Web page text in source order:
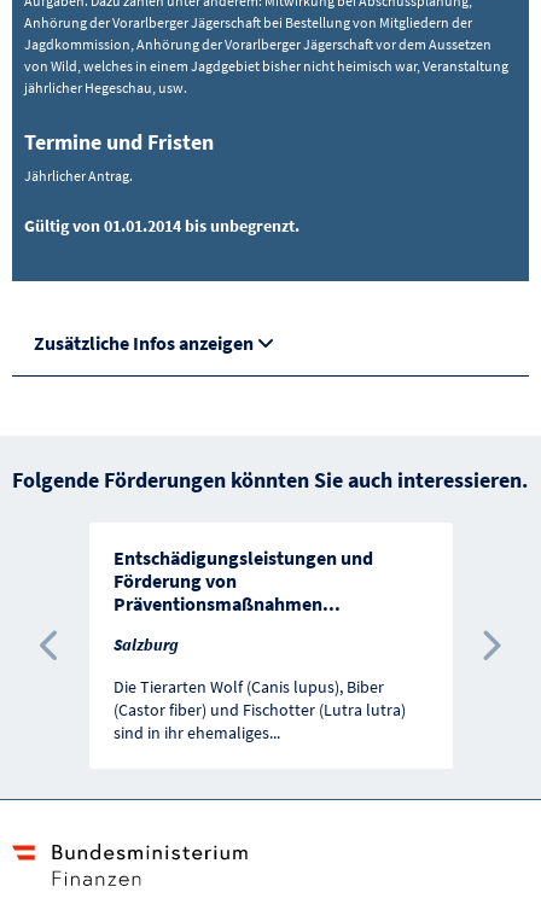
Anhörung der Vorarlberger Jägerschaft bei Bestellung von Mitgliedern der
Jagdkommission, Anhörung der Vorarlberger Jägerschaft vor dem Aussetzen
von Wild, welches in einem Jagdgebiet bisher nicht heimisch war, Veranstaltung
jährlicher Hegeschau, usw.
Termine und Fristen
Jährlicher Antrag.
Gültig von 01.01.2014 bis unbegrenzt.
Zusätzliche Infos anzeigen
Folgende Förderungen könnten Sie auch interessieren.
Entschädigungsleistungen und
Förderung von
Präventionsmaßnahmen...
Salzburg
Die Tierarten Wolf (Canis lupus), Biber
(Castor fiber) und Fischotter (Lutra lutra)
sind in ihr ehemaliges...
Vorherige Förderung